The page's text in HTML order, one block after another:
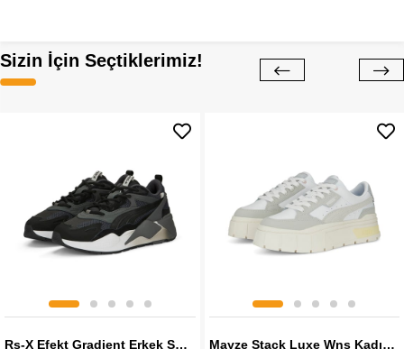
Sizin İçin Seçtiklerimiz!
Rs-X Efekt Gradient Erkek Sneaker Mayze Stack Luxe Wns Kadın Sneaker